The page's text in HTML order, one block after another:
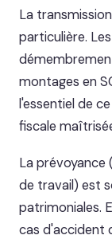
La
particulière.
montages en
l'essentiel de
fiscale
La prévoyance
de travail) est
patrimoniales.
cas d'accident